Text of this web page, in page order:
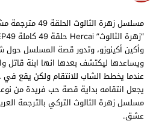
مسلسل زهرة
وأكين أكينوزو، وتدور قصة المسلسل
ويساعدها ليكتشف بعدها انها ابنة قاتل
عندما يخطط الشاب للانتقام ولكن يقع في
مسلسل زهرة الثالوث التركي بالترجمة
عشق.